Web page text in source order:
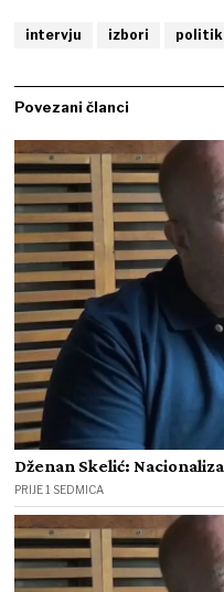
intervju izbori
Povezani članci
Dženan Skelić:
PRIJE 1 SEDMICA